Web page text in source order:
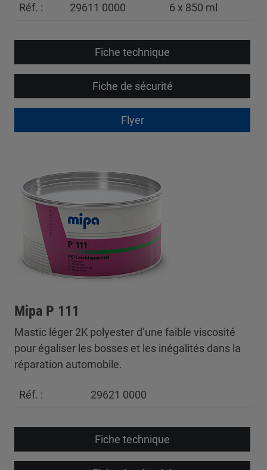
Réf. : 29611 0000 6 x 850 ml
Fiche technique
Fiche de sécurité
Flyer
Mipa P 111
Mastic léger 2K polyester d’une faible viscosité
pour égaliser les bosses et les inégalités dans la
réparation automobile.
Réf. : 29621 0000
Fiche technique